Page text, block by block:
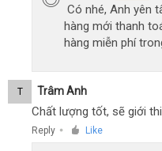
Có nhé, Anh yên
hàng mới thanh
hàng miễn phí
T Trâm Anh
Chất lượng tốt, sẽ giới
Reply ● Like